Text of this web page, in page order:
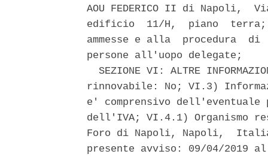
AOU FEDERICO II di
edificio  11/H,  piano
ammesse e alla  procedura
persone all'uopo delegate;
SEZIONE VI: ALTRE
rinnovabile: No; VI.3)
e' comprensivo
dell'IVA; VI.4.1) Organismo
Foro di Napoli, Napoli,
presente avviso: 09/04/2019